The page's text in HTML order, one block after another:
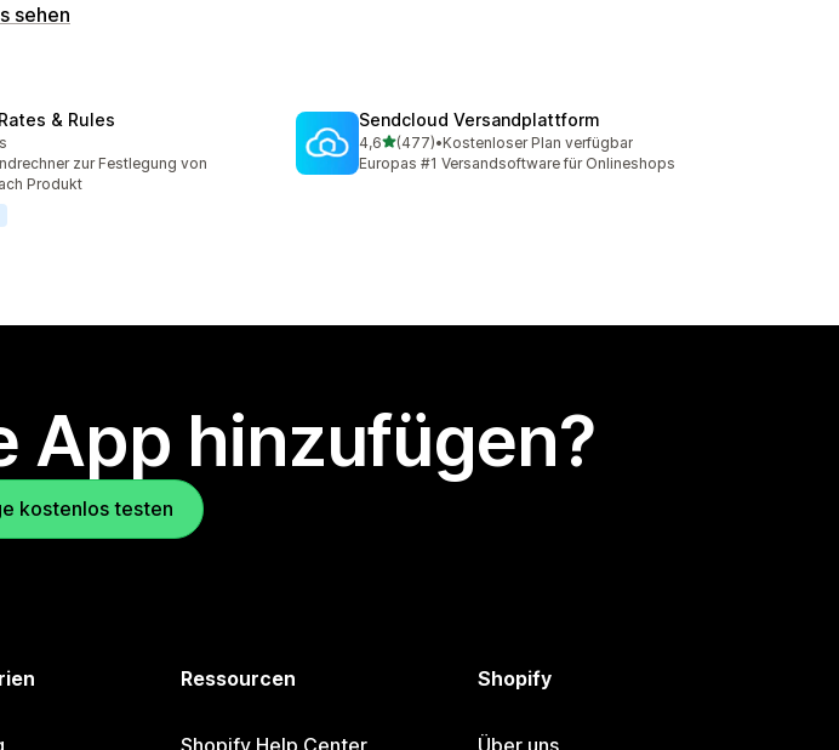
sehen
& Rules
zur Festlegung von
Produkt
Sendcloud Versandplattform
4,6von 5 Sternen
(477)
477 Rezensionen insgesamt
•Kostenloser Plan verfügbar
Europas #1 Versandsoftware für Onlineshops
App hinzufügen?
kostenlos testen
Ressourcen Shopify